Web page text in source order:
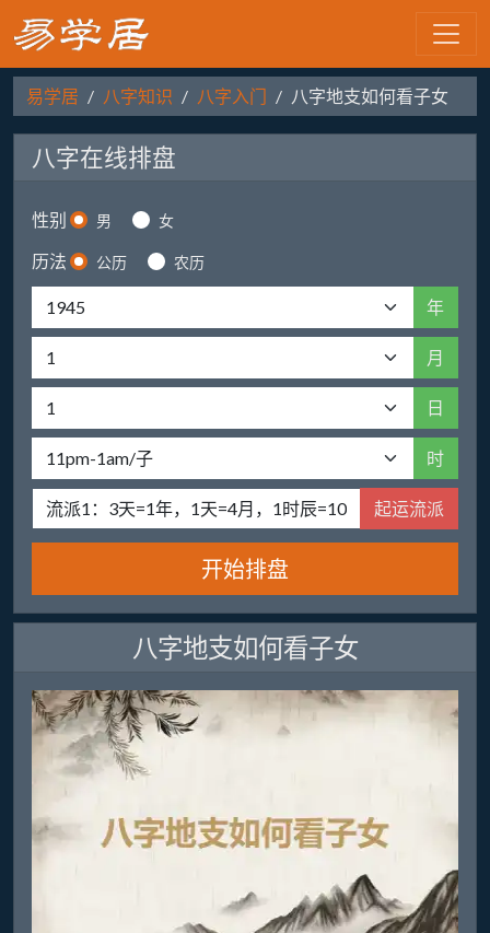
易学居 八字知识 八字入门 八字地支如何看子女
八字在线排盘
性别 男 女
历法 公历 农历
年
月
日
时
起运流派
开始排盘
八字地支如何看子女